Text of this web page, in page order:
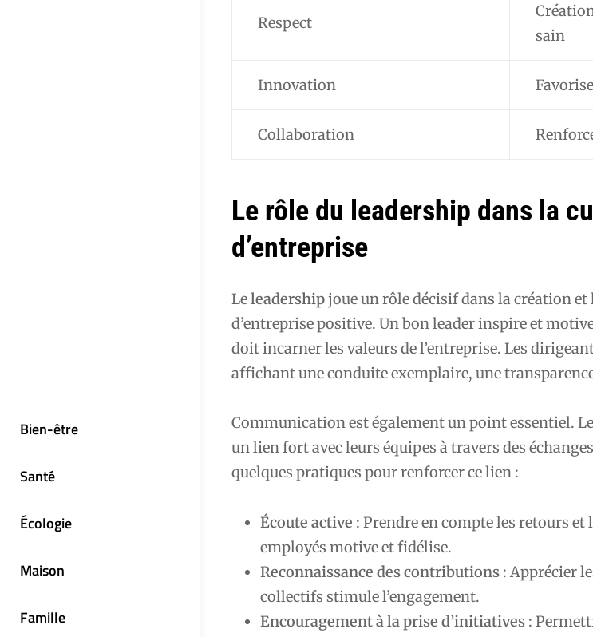
Bien-être
Santé
Écologie
Maison
Famille
Respect
sain
Innovation
Collaboration
Le rôle du leadership dans la
d’entreprise
Leleadershipjoue un rôle décisif dans la création
d’entreprise positive. Un bon leader inspire et
doit incarner les valeurs de l’entreprise. Les
affichant une conduite exemplaire, une
Communication est également un point essentiel.
un lien fort avec leurs équipes à travers des
quelques pratiques pour renforcer ce lien :
Écoute active : Prendre en compte les retours et
employés motive et fidélise.
Reconnaissance des contributions : Apprécier
collectifs stimule l’engagement.
Encouragement à la prise d’initiatives :